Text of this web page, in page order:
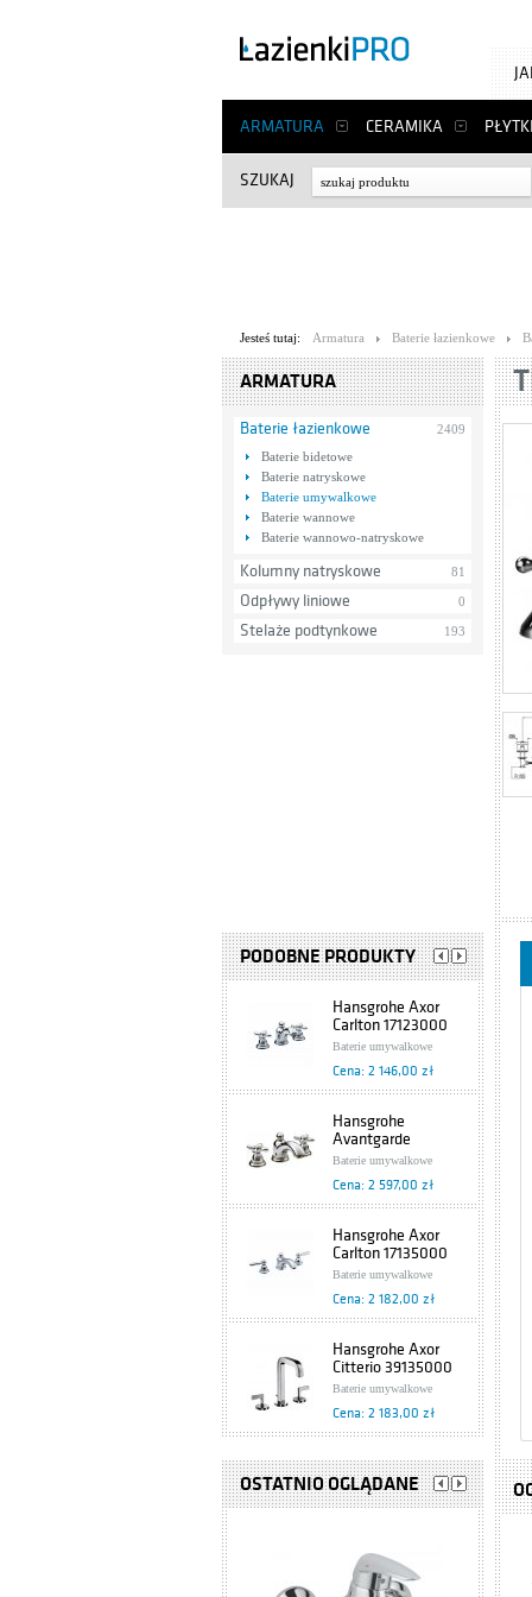
ARMATURA CERAMIKA PŁYTKI
SZUKAJ
Jesteś tutaj: Armatura Baterie łazienkowe
ARMATURA
Baterie łazienkowe
2409
Baterie bidetowe
Baterie natryskowe
Baterie umywalkowe
Baterie wannowe
Baterie wannowo-natryskowe
Kolumny natryskowe 81
Odpływy liniowe 0
Stelaże podtynkowe 193
PODOBNE PRODUKTY
Hansgrohe Axor
Carlton 17123000
Baterie umywalkowe
Cena: 2 146,00 zł
Hansgrohe
Avantgarde
17133090
Baterie umywalkowe
Cena: 2 597,00 zł
Hansgrohe Axor
Carlton 17135000
Baterie umywalkowe
Cena: 2 182,00 zł
Hansgrohe Axor
Citterio 39135000
Baterie umywalkowe
Cena: 2 183,00 zł
Tres Retro
5.29.105.01.61
Baterie umywalkowe
Hansgrohe Metris
OSTATNIO OGLĄDANE